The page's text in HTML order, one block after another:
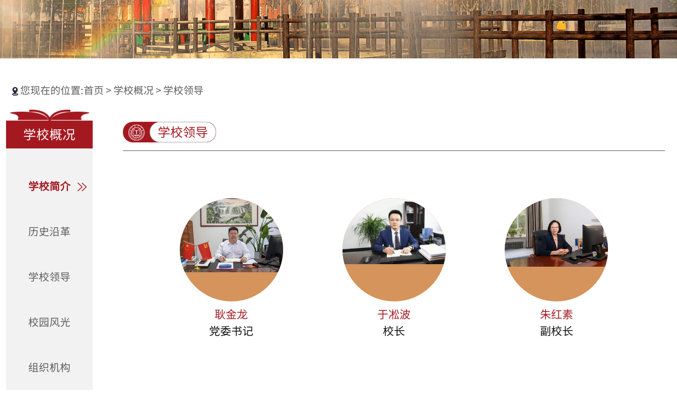
您现在的位置:首页 > 学校概况 > 学校领导
学校概况
学校简介
历史沿革
学校领导
校园风光
组织机构
学校领导
耿金龙
党委书记
于凇波
校长
朱红素
副校长